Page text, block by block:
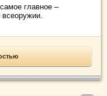
главное –